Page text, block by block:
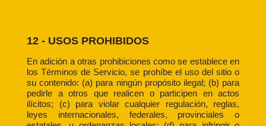
12 - USOS PROHIBIDOS
En adición a otras prohibiciones como se establece en
los Términos de Servicio, se prohíbe el uso del sitio o
su contenido: (a) para ningún propósito ilegal; (b) para
pedirle a otros que realicen o participen en actos
ilícitos; (c) para violar cualquier regulación, reglas,
leyes internacionales, federales, provinciales o